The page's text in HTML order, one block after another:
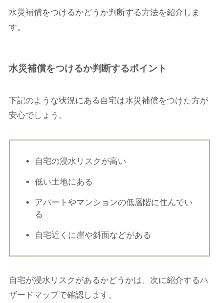
水災補償をつけるかどうか判断する方法を紹介しま
す。
水災補償をつけるか判断するポイント
下記のような状況にある自宅は水災補償をつけた方が
安心でしょう。
自宅の浸水リスクが高い
低い土地にある
アパートやマンションの低層階に住んでい
る
自宅近くに崖や斜面などがある
自宅が浸水リスクがあるかどうかは、次に紹介するハ
ザードマップで確認します。